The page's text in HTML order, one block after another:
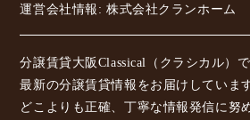
運営会社情報: 株式会社クランホーム
分譲賃貸大阪Classical（クラシカル）
最新の分譲賃貸情報をお届けしています
どこよりも正確、丁寧な情報発信に努